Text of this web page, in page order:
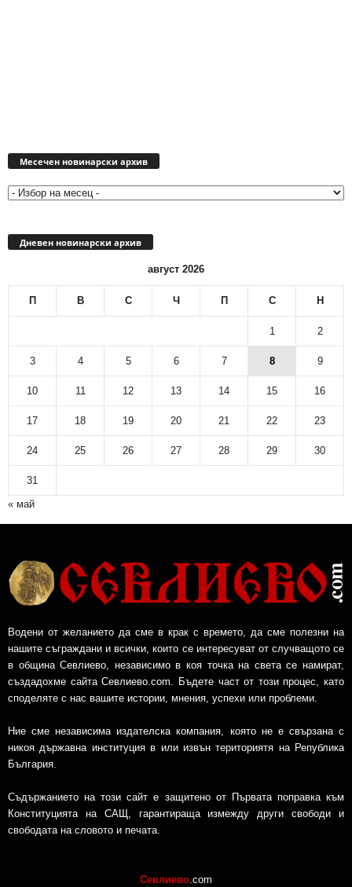
Месечен новинарски архив
Дневен новинарски архив
август 2026
П В С Ч П С Н
1 2
3 4 5 6 7 8 9
10 11 12 13 14 15 16
17 18 19 20 21 22 23
24 25 26 27 28 29 30
31
« май
Водени от желанието да сме в крак с времето, да сме полезни на
нашите съграждани и всички, които се интересуват от случващото се
в община Севлиево, независимо в коя точка на света се намират,
създадохме сайта Севлиево.com. Бъдете част от този процес, като
споделяте с нас вашите истории, мнения, успехи или проблеми.
Ние сме независима издателска компания, която не е свързана с
никоя държавна институция в или извън териториятя на Република
България.
Съдържанието на този сайт е защитено от Първата поправка към
Конституцията на САЩ, гарантираща измежду други свободи и
свободата на словото и печата.
Севлиево .com